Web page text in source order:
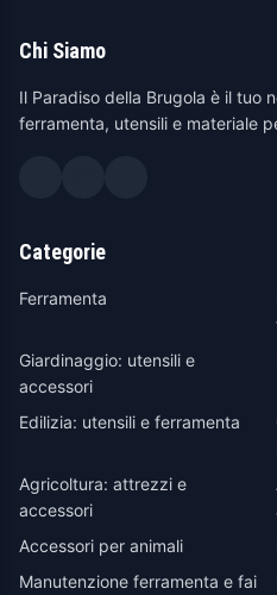
Chi Siamo
Il Paradiso della Brugola è il tuo
ferramenta, utensili e materiale
Categorie
Ferramenta
Giardinaggio: utensili e
accessori
Edilizia: utensili e ferramenta
Agricoltura: attrezzi e
accessori
Accessori per animali
Manutenzione ferramenta e fai